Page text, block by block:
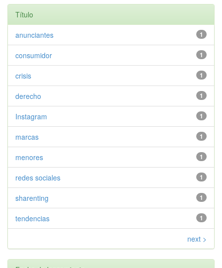
Título
1
anunciantes
1
consumidor
1
crisis
1
derecho
1
Instagram
1
marcas
1
menores
1
redes sociales
1
sharenting
1
tendencias
next >